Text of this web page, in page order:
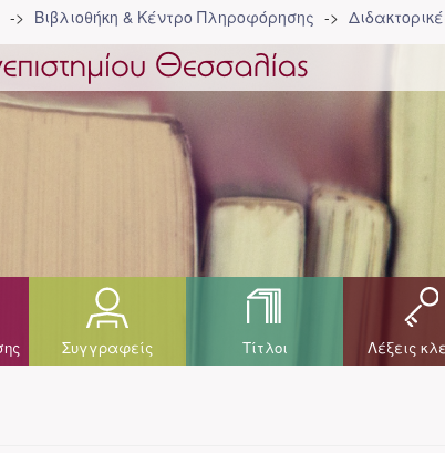
Βιβλιοθήκη & Κέντρο Πληροφόρησης
Συγγραφείς Τίτλοι Λέξεις